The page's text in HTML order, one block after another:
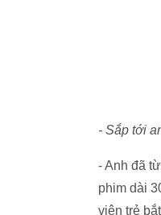
- Sắp tới
- Anh đã
phim dài
viên trẻ